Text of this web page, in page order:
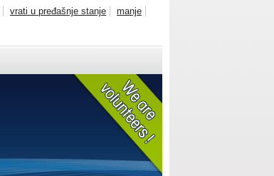
vrati u pređašnje stanje manje